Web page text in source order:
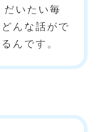
いたい毎
んな話がで
んです。